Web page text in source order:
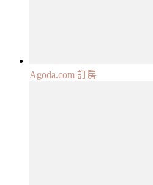
Agoda.com 訂房